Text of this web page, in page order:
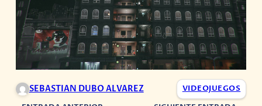
SEBASTIAN DUBO ALVAREZ
VIDEOJUEGOS